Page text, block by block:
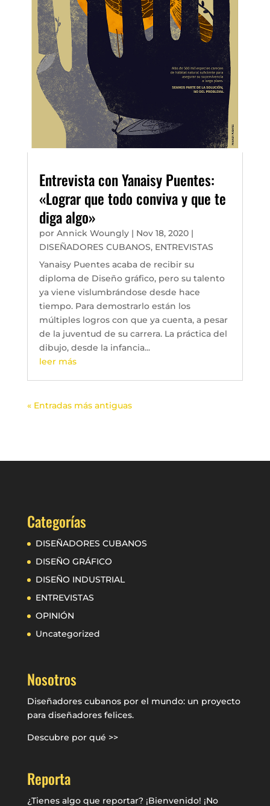
Entrevista con Yanaisy Puentes:
«Lograr que todo conviva y que te
diga algo»
por Annick Woungly| Nov 18, 2020|
DISEÑADORES CUBANOS, ENTREVISTAS
Yanaisy Puentes acaba de recibir su
diploma de Diseño gráfico, pero su talento
ya viene vislumbrándose desde hace
tiempo. Para demostrarlo están los
múltiples logros con que ya cuenta, a pesar
de la juventud de su carrera. La práctica del
dibujo, desde la infancia...
leer más
« Entradas más antiguas
Categorías
DISEÑADORES CUBANOS
DISEÑO GRÁFICO
DISEÑO INDUSTRIAL
ENTREVISTAS
OPINIÓN
Uncategorized
Nosotros
Diseñadores cubanos por el mundo: un proyecto
para diseñadores felices.
Descubre por qué >>
Reporta
¿Tienes algo que reportar? ¡Bienvenido! ¡No